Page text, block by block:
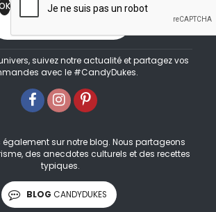
suivez notre actualité et partagez vos
avec le #CandyDukes.
également sur notre blog. Nous partageons
des anecdotes culturels et des recettes
typiques.
BLOG CANDYDUKES